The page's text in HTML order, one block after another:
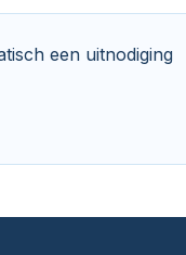
een uitnodiging